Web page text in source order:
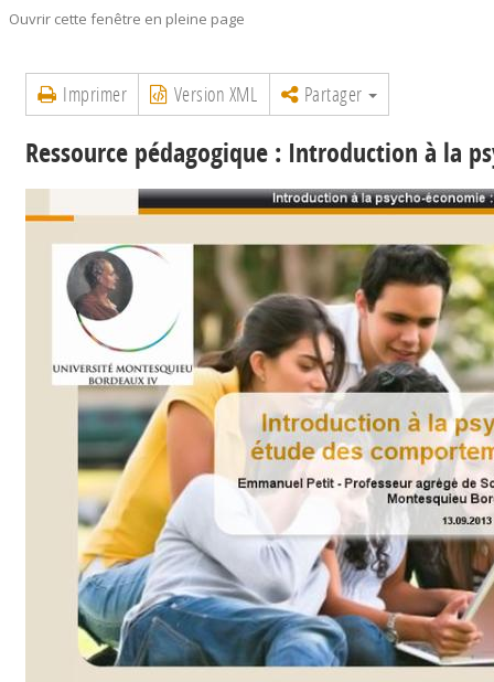
Ouvrir cette fenêtre en pleine page
Imprimer Version XML Partager
Ressource pédagogique : Introduction à la